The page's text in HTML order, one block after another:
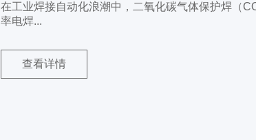
在工业焊接自动化浪潮中，二氧化碳气体保护焊（
率电焊...
查看详情